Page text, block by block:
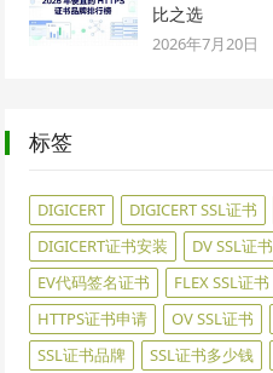
比之选
2026年7月20日
标签
DIGICERT DIGICERT SSL证书
DIGICERT证书安装
DV SSL证书
EV代码签名证书
FLEX SSL证书
HTTPS证书申请
OV SSL证书
SSL证书品牌
SSL证书多少钱